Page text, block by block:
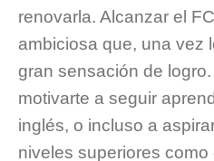
renovarla. Alcanzar el
ambiciosa que, una vez
gran sensación de
motivarte a seguir
inglés, o incluso a
niveles superiores como